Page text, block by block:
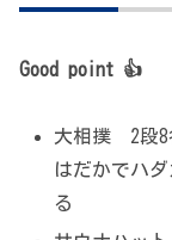
Good point 👍
大相撲 2段8
はだかでハ
る